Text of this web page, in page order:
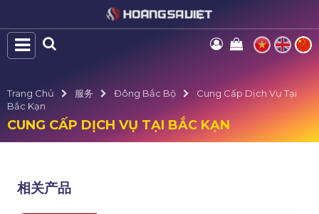
Trang Chủ 服务 Đông Bắc Bộ
Cung Cấp Dịch Vụ Tại
Bắc Kạn
CUNG CẤP DỊCH VỤ TẠI BẮC KẠN
相关产品